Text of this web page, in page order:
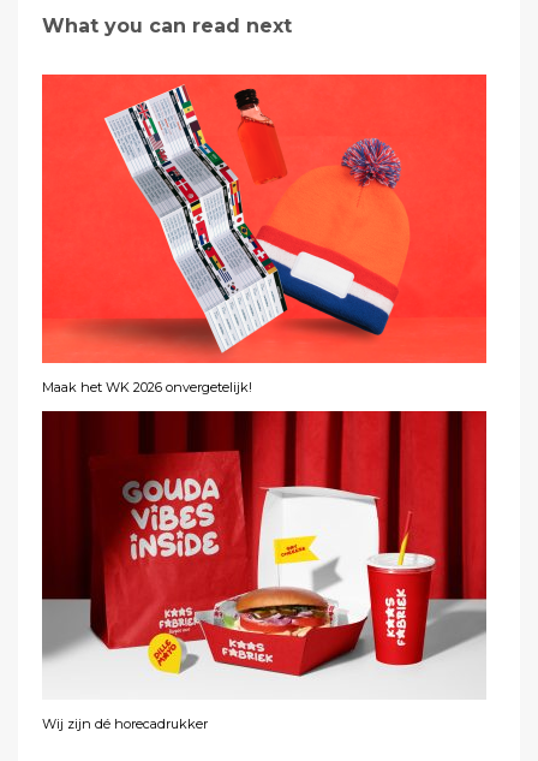
What you can read next
Maak het WK 2026 onvergetelijk!
Wij zijn dé horecadrukker